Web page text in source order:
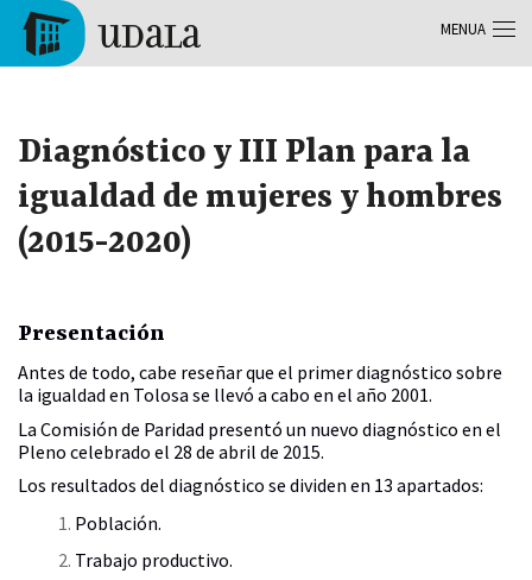
Skip to main content
Diagnóstico y III Plan para la
igualdad de mujeres y hombres
(2015-2020)
Presentación
Antes de todo, cabe reseñar que el primer diagnóstico sobre
la igualdad en Tolosa se llevó a cabo en el año 2001.
La Comisión de Paridad presentó un nuevo diagnóstico en el
Pleno celebrado el 28 de abril de 2015.
Los resultados del diagnóstico se dividen en 13 apartados:
Población.
Trabajo productivo.
MENUA